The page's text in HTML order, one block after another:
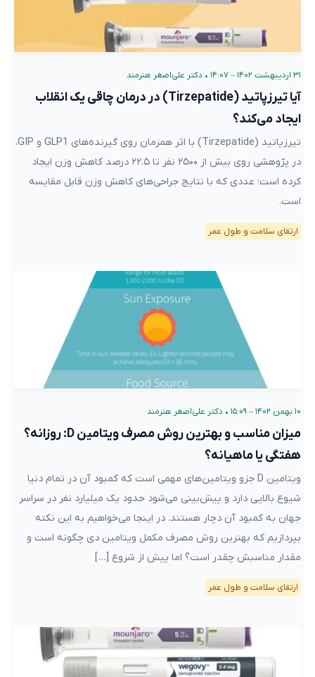
۳۱ اردیبهشت ۱۴۰۲ – ۱۴:۰۷ • دکتر علی‌اصغر هنرمند
آیا تیرزپاتید (Tirzepatide) در درمان چاقی یک انقلاب
ایجاد می‌کند؟
تیرزپاتید (Tirzepatide) با اثر همزمان روی گیرنده‌های GLP1 و GIP،
در پژوهشی روی بیش از ۲۵۰۰ نفر تا ۲۲.۵ درصد کاهش وزن ایجاد
کرده است؛ عددی که با نتایج جراحی‌های کاهش وزن قابل مقایسه
است.
ارتقای سلامت و طول عمر
۱۰ بهمن ۱۴۰۲ – ۱۵:۰۹ • دکتر علی‌اصغر هنرمند
میزان مناسب و بهترین روش مصرف ویتامین D: روزانه؟
هفتگی یا ماهیانه؟
ویتامین D جزو ویتامین‌های مهمی است که کمبود آن در تمام دنیا
شیوع بالایی دارد و پیش‌بینی می‌شود حدود یک میلیارد نفر در سراسر
جهان به کمبود آن دچار هستند. در اینجا می‌خواهیم به این نکته
بپردازیم که بهترین روش مصرف مکمل ویتامین دی چگونه است و
مقدار مناسبش چقدر است؟ اما پیش از شروع […]
ارتقای سلامت و طول عمر